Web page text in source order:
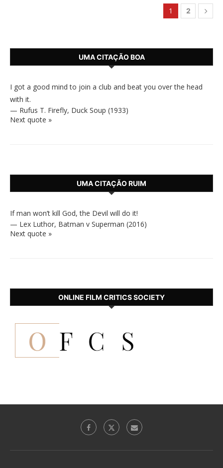
1 2
UMA CITAÇÃO BOA
I got a good mind to join a club and beat you over the head
with it.
— Rufus T. Firefly, Duck Soup (1933)
Next quote »
UMA CITAÇÃO RUIM
If man won’t kill God, the Devil will do it!
— Lex Luthor, Batman v Superman (2016)
Next quote »
ONLINE FILM CRITICS SOCIETY